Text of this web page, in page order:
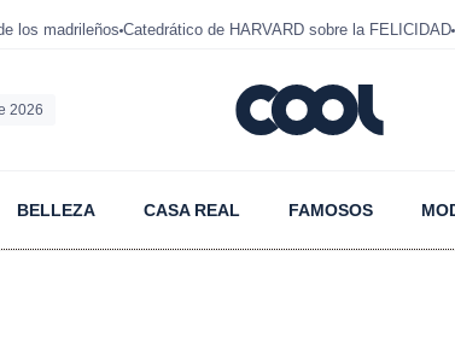
los madrileños Catedrático de HARVARD sobre la FELICIDAD
2026
BELLEZA CASA REAL FAMOSOS